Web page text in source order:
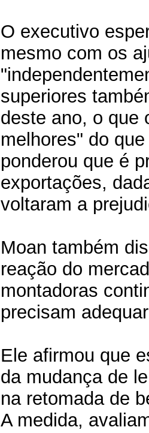
O executivo
mesmo com os
superiores
deste ano, o que
melhores" do
ponderou que é
exportações,
voltaram a
Moan também
reação do
montadoras
precisam
Ele afirmou que
da mudança de
na retomada de
A medida,